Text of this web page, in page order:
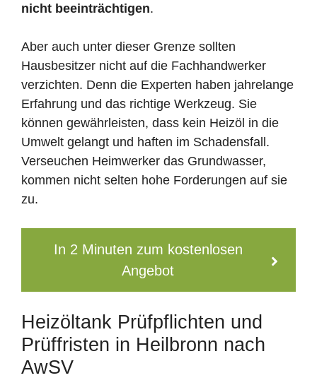
nicht beeinträchtigen.
Aber auch unter dieser Grenze sollten
Hausbesitzer nicht auf die Fachhandwerker
verzichten. Denn die Experten haben jahrelange
Erfahrung und das richtige Werkzeug. Sie
können gewährleisten, dass kein Heizöl in die
Umwelt gelangt und haften im Schadensfall.
Verseuchen Heimwerker das Grundwasser,
kommen nicht selten hohe Forderungen auf sie
zu.
In 2 Minuten zum kostenlosen
Angebot
Heizöltank Prüfpflichten und
Prüffristen in Heilbronn nach
AwSV